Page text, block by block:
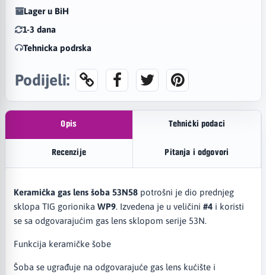
Lager u BiH
1-3 dana
Tehnicka podrska
Podijeli:
Opis Tehnički podaci
Recenzije Pitanja i odgovori
Keramička gas lens šoba 53N58potrošni je dio prednjeg
sklopa TIG gorionika WP9. Izvedena je u veličini #4i koristi
se sa odgovarajućim gas lens sklopom serije 53N.
Funkcija keramičke šobe
Šoba se ugrađuje na odgovarajuće gas lens kućište i